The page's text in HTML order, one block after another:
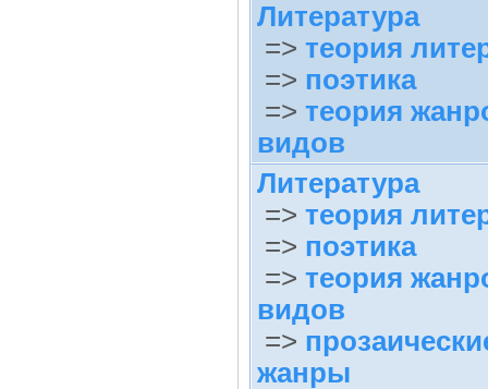
Литература
=> теория
=> поэтика
=> теория
видов
Литература
=> теория
=> поэтика
=> теория
видов
=>
жанры